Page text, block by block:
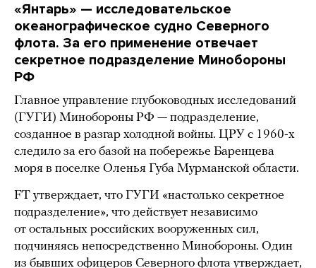
«Янтарь» — исследовательское
океанографическое судно Северного
флота. За его применение отвечает
секретное подразделение Минобороны
РФ
Главное управление глубоководных исследований
(ГУГИ) Минобороны РФ — подразделение,
созданное в разгар холодной войны. ЦРУ с 1960-х
следило за его базой на побережье Баренцева
моря в поселке Оленья Губа Мурманской области.
FT утверждает, что ГУГИ «настолько секретное
подразделение», что действует независимо
от остальных российских вооруженных сил,
подчиняясь непосредственно Минобороны. Один
из бывших офицеров Северного флота утверждает,